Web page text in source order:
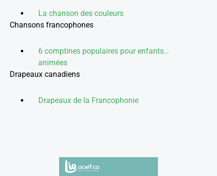
La chanson des couleurs
Chansons francophones
6 comptines populaires pour enfants…
animées
Drapeaux canadiens
Drapeaux de la Francophonie